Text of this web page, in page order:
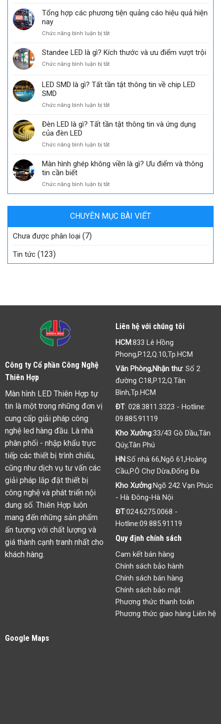
trường
Nam
LED
sự
depth
là
Ý
của
trong
nghệ
Tổng hợp các phương tiện quảng cáo hiệu quả hiện
nay
Chức năng bình luận bị tắtở
hợp
phương
quảng
quả
nay
Standee LED là gì? Kích thước và ưu điểm vượt trội
Chức năng bình luận bị tắtở
LED
là
Kích
và
vượt
LED SMD là gì? Tất tần tật thông tin về chip LED
SMD
Chức năng bình luận bị tắtở
SMD
Tất
tật
LED
SMD
Đèn LED là gì? Tất tần tật thông tin và ứng dụng
của đèn LED
Chức năng bình luận bị tắtở
LED
là
Tất
tần
thông
tin
và
đèn
Màn hình ghép không viền là gì? Ưu điểm và thông
tin cần biết
Chức năng bình luận bị tắtở
Màn
không
viền
CHUYÊN MỤC BÀI VIẾT
Chưa được phân loại (7)
Tin tức (123)
Công ty Cổ phần Công Nghệ
Thiên Hợp
Màn hình LED Thiên Hợp tự
tin là một trong những đơn vị
cung cấp giải pháp công
nghệ led hàng đầu. Là nhà
phân phối - nhập khẩu trực
tiếp các thiết bị trình chiếu,
cũng như dịch vụ tư vấn các
giải pháp lắp đặt thiết bị
công nghệ và phát triển nội
dung số. Thiên Hợp luôn
mang đến những sản phẩm
ấn tượng với chất lượng và
giá thành cạnh tranh nhất cho
khách hàng.
Liên hệ với chúng tôi
HCM:833 Lê Hồng
Phong,P.12,Q.10,Tp.HCM
Văn Phòng,Nhận thư: Số 2
đường C18,P.12,Q.Tân
Bình,Tp.HCM
ĐT: 028.3811.3323 - Hotline:
09.885.91119
Kho Xưởng:33/43 Gò Dầu,Tân
Qúy,Tân Phú
HN:Số nhà 66,Ngõ 61,Hoàng
Cầu,P.Ô Chợ Dừa,Đống Đa
Kho Xưởng:Ngõ 242 Vạn Phúc
- Hà Đông-Hà Nội
ĐT:024.6275.0068 -
Hotline:09.885.91119
Quy định chính sách
Cam kết bán hàng
Chính sách bảo hành
Chính sách bán hàng
Chính sách bảo mật
Phương thức thanh toán
Phương thức giao hàng Liên hệ
Google Maps